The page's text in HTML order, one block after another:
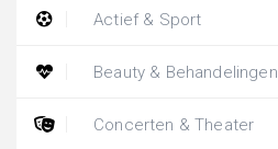
Actief & Sport
Beauty & Behandelingen
Concerten & Theater